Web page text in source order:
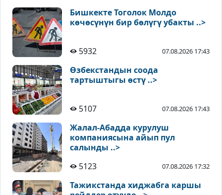
Бишкекте Тоголок Молдо
көчөсүнүн бир бөлүгү убакты ..>
5932 07.08.2026 17:43
Өзбекстандын соода
тартыштыгы өстү ..>
5107 07.08.2026 17:43
Жалал-Абадда курулуш
компаниясына айып пул
салынды ..>
5123
07.08.2026 17:32
Тажикстанда хиджабга каршы